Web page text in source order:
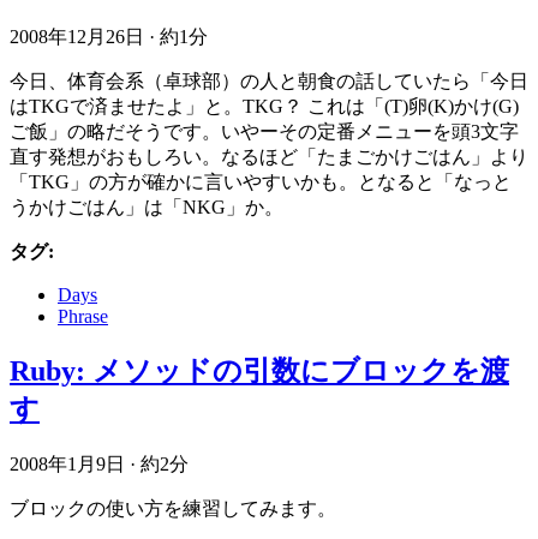
2008年12月26日 · 約1分
今日、体育会系（卓球部）の人と朝食の話していたら「今日
はTKGで済ませたよ」と。TKG？ これは「(T)卵(K)かけ(G)
ご飯」の略だそうです。いやーその定番メニューを頭3文字
直す発想がおもしろい。なるほど「たまごかけごはん」より
「TKG」の方が確かに言いやすいかも。となると「なっと
うかけごはん」は「NKG」か。
タグ:
Days
Phrase
Ruby: メソッドの引数にブロックを渡
す
2008年1月9日 · 約2分
ブロックの使い方を練習してみます。